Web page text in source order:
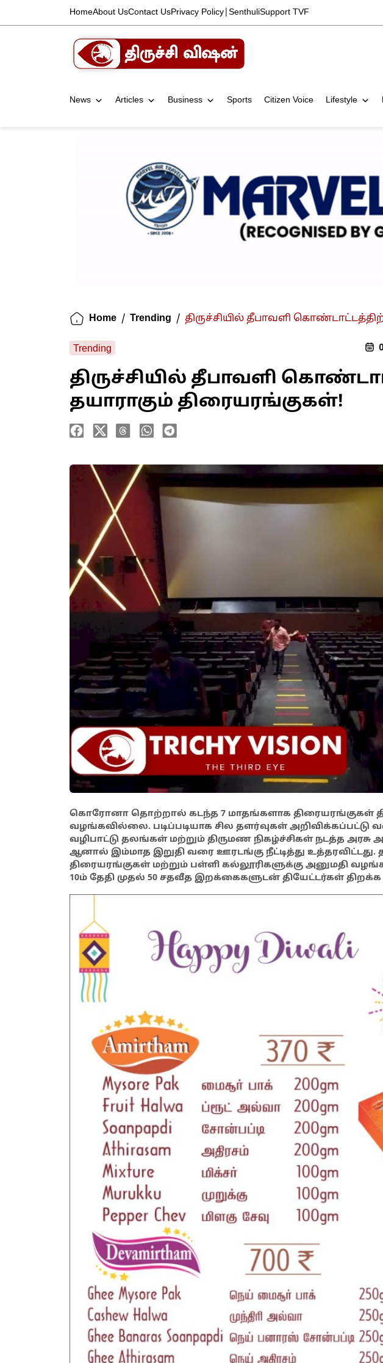
HomeAbout UsContact UsPrivacy Policy SenthuliSupport TVF
News Articles Business Sports Citizen Voice Lifestyle
Home / Trending / திருச்சியில் தீபாவளி
Trending
திருச்சியில் தீபாவளி
தயாராகும் திரையரங்குகள்!
கொரோனா தொற்றால் கடந்த 7 மாதங்களாக திரையரங்குகள்
வழங்கவில்லை. படிப்படியாக சில தளர்வுகள்
வழிபாட்டு தலங்கள் மற்றும் திருமண நிகழ்ச்சிகள் நடத்த அரசு
ஆனால் இம்மாத இறுதி வரை ஊரடங்கு நீட்டித்து உத்தரவிட்டது.
திரையரங்குகள் மற்றும் பள்ளி கல்லூரிகளுக்கு அனுமதி
10ம் தேதி முதல் 50 சதவீத இறக்கைகளுடன் தியேட்டர்கள் திறக்க